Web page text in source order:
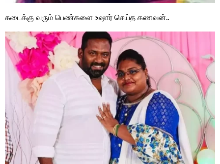
கடைக்கு வரும் பெண்களை உஷார் செய்த கணவன்..